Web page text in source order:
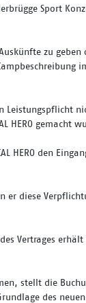
Sport
zu geben
Leistungspflicht
HERO gemacht
HERO den
er diese
Vertrages
stellt die
des